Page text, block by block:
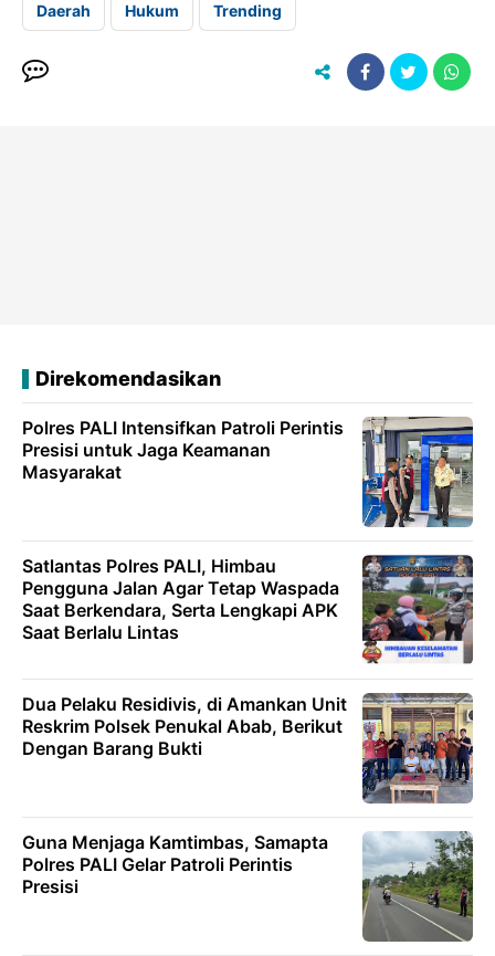
Daerah Hukum Trending
Direkomendasikan
Polres PALI Intensifkan Patroli Perintis
Presisi untuk Jaga Keamanan
Masyarakat
Satlantas Polres PALI, Himbau
Pengguna Jalan Agar Tetap Waspada
Saat Berkendara, Serta Lengkapi APK
Saat Berlalu Lintas
Dua Pelaku Residivis, di Amankan Unit
Reskrim Polsek Penukal Abab, Berikut
Dengan Barang Bukti
Guna Menjaga Kamtimbas, Samapta
Polres PALI Gelar Patroli Perintis
Presisi